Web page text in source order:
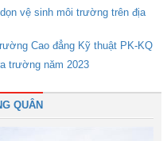
vệ sinh môi trường trên địa
Cao đẳng Kỹ thuật PK-KQ
trường năm 2023
QUÂN